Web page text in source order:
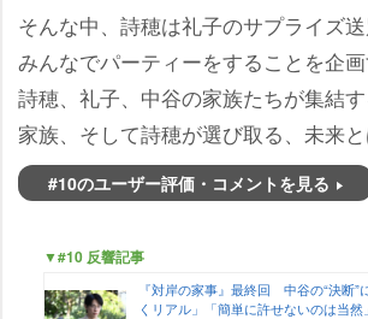
そんな中、詩穂は礼子のサプライズ送
みんなでパーティーをすることを企画
詩穂、礼子、中谷の家族たちが集結
家族、そして詩穂が選び取る、未来と
#10のユーザー評価・コメントを見る
▼#10 反響記事
『対岸の家事』最終回 中谷の“決断”
くリアル」「簡単に許せないのは当然